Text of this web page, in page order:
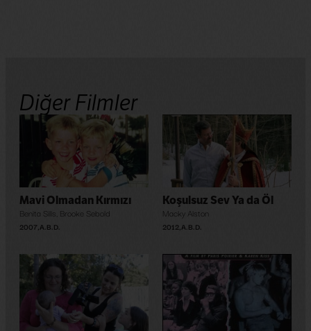
Diğer Filmler
Mavi Olmadan Kırmızı
Benita Sills Brooke Sebold
2007,A.B.D.
Koşulsuz Sev Ya da Öl
Macky Alston
2012,A.B.D.